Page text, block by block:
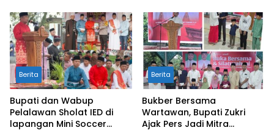
Berita
Bupati dan Wabup
Pelalawan Sholat IED di
lapangan Mini Soccer
Berita
Bukber Bersama
Wartawan, Bupati Zukri
Ajak Pers Jadi Mitra